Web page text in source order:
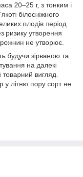
20–25 г, з тонким і
білосніжного
плодів період
ризику утворення
не утворює.
будучи зірваною та
на далекі
товарний вигляд.
у літню пору сорт не